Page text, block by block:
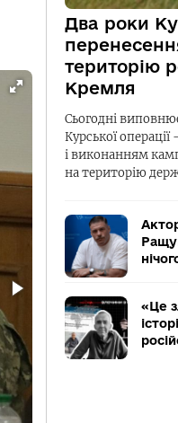
Два роки
територію
Кремля
Сьогодні
Курської
і виконанням
на територію
«Це